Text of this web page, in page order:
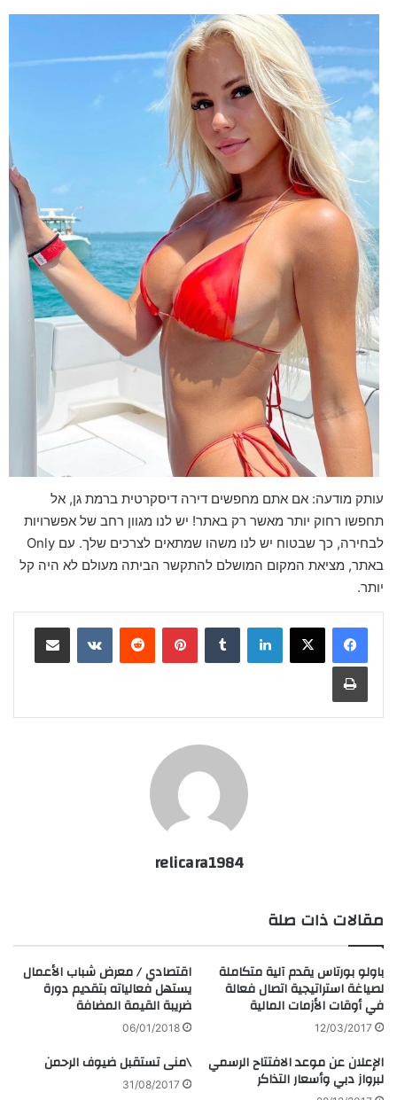
עותק מודעה: אם אתם מחפשים דירה דיסקרטית ברמת גן, אל
תחפשו רחוק יותר מאשר רק באתר! יש לנו מגוון רחב של אפשרויות
לבחירה, כך שבטוח יש לנו משהו שמתאים לצרכים שלך. עם Only
באתר, מציאת המקום המושלם להתקשר הביתה מעולם לא היה קל
יותר.
لينكدإن بينتيريست
relicara1984
مقالات ذات صلة
باولو بورتاس يقدم آلية متكاملة
لصياغة استراتيجية اتصال فعالة
في أوقات الأزمات المالية
12/03/2017
اقتصادي / معرض شباب الأعمال
يستهل فعالياته بتقديم دورة
ضريبة القيمة المضافة
06/01/2018
الإعلان عن موعد الافتتاح الرسمي
لبرواز دبي وأسعار التذاكر
\منى تستقبل ضيوف الرحمن
31/08/2017